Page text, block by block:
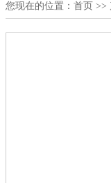
您现在的位置： 首页 >>